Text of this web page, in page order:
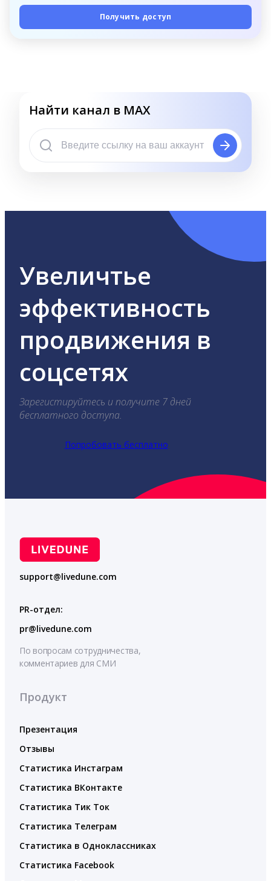
Получить доступ
Найти канал в MAX
Увеличтье
эффективность
продвижения в
соцсетях
Зарегистируйтесь и получите 7 дней
бесплатного доступа.
Попробовать бесплатно
support@livedune.com
PR-отдел:
pr@livedune.com
По вопросам сотрудничества,
комментариев для СМИ
Продукт
Презентация
Отзывы
Статистика Инстаграм
Статистика ВКонтакте
Статистика Тик Ток
Статистика Телеграм
Статистика в Одноклассниках
Статистика Facebook